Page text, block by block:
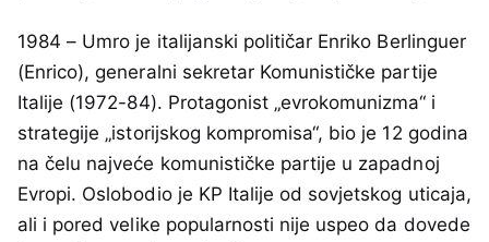
1984 – Umro je italijanski političar Enriko Berlinguer
(Enrico), generalni sekretar Komunističke partije
Italije (1972-84). Protagonist „evrokomunizma“ i
strategije „istorijskog kompromisa“, bio je 12 godina
na čelu najveće komunističke partije u zapadnoj
Evropi. Oslobodio je KP Italije od sovjetskog uticaja,
ali i pored velike popularnosti nije uspeo da dovede